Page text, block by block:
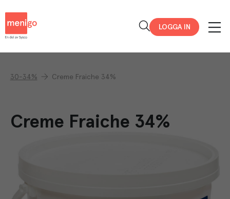
LOGGA IN
30-34% Creme Fraiche 34%
Creme Fraiche 34%